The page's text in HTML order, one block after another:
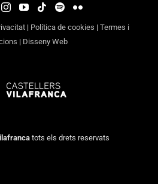
| Política de cookies | Termes i
| Disseny Web
tots els drets reservats